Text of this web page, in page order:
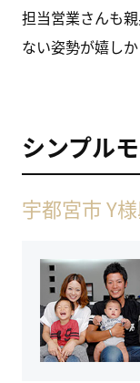
担当営業さんも
ない姿勢が嬉しか
シンプル
宇都宮市 Y